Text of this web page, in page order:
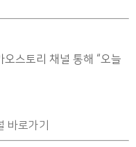
스토리 채널 통해 “오늘
바로가기